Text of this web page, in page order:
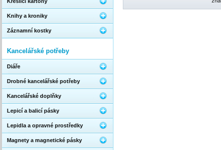
Knihy a kroniky
Záznamní kostky
Kancelářské potřeby
Diáře
Drobné kancelářské potřeby
Kancelářské doplňky
Lepicí a balicí pásky
Lepidla a opravné prostředky
Magnety a magnetické pásky